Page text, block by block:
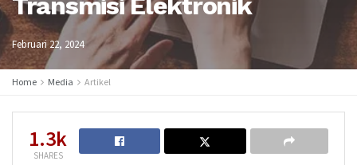
Februari 22, 2024
Home Media Artikel
1.3k
SHARES